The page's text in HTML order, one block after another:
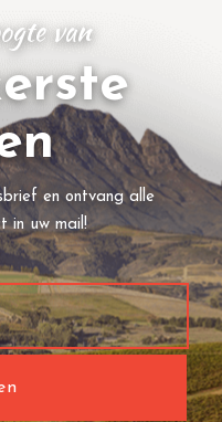
van
en ontvang alle
in uw mail!